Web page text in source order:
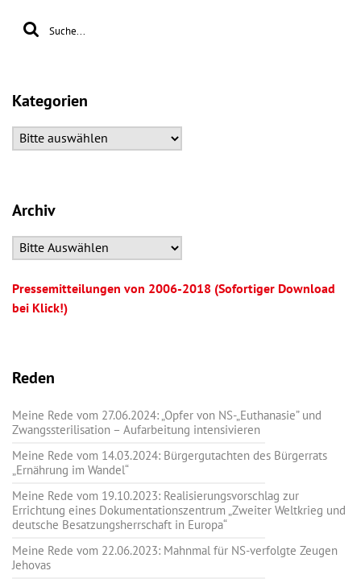
Kategorien
Archiv
Pressemitteilungen von 2006-2018 (Sofortiger Download
bei Klick!)
Reden
Meine Rede vom 27.06.2024: „Opfer von NS-„Euthanasie” und
Zwangssterilisation – Aufarbeitung intensivieren
Meine Rede vom 14.03.2024: Bürgergutachten des Bürgerrats
„Ernährung im Wandel“
Meine Rede vom 19.10.2023: Realisierungsvorschlag zur
Errichtung eines Dokumentationszentrum „Zweiter Weltkrieg und
deutsche Besatzungsherrschaft in Europa“
Meine Rede vom 22.06.2023: Mahnmal für NS-verfolgte Zeugen
Jehovas